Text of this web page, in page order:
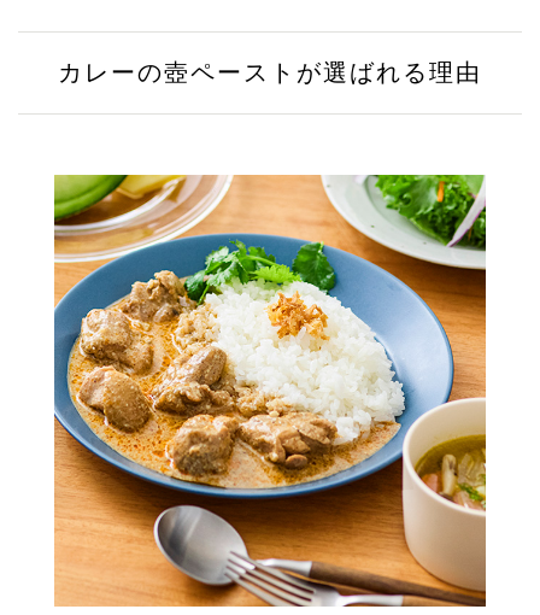
カレーの壺ペーストが選ばれる理由